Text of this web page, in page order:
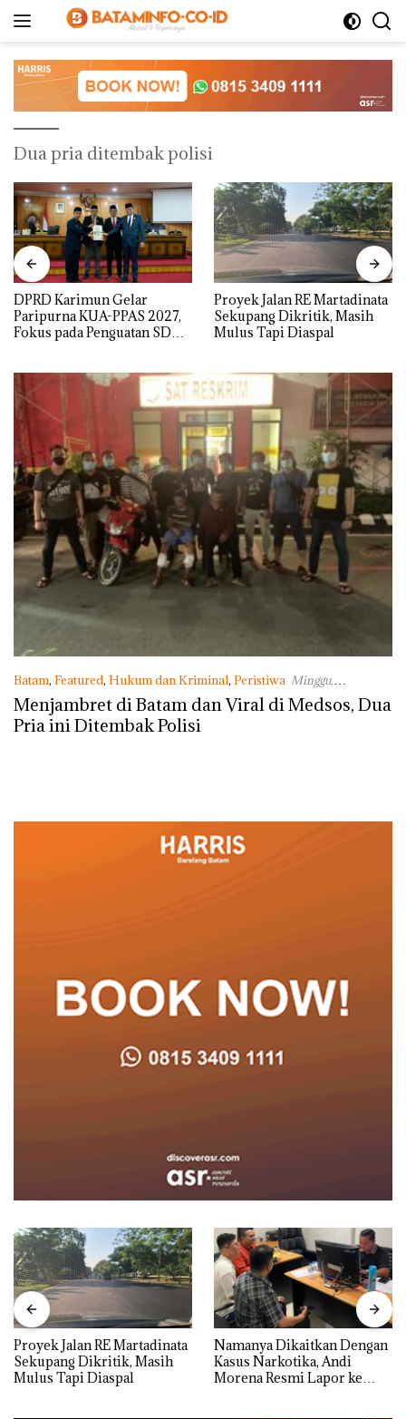
Dua pria ditembak polisi
DPRD Karimun Gelar
Paripurna KUA-PPAS 2027,
Fokus pada Penguatan SDM,
Proyek Jalan RE Martadinata
Sekupang Dikritik, Masih
Mulus Tapi Diaspal
Batam, Featured, Hukum dan Kriminal, Peristiwa Minggu,
26/04/2020 - 14:22 WIB
Menjambret di Batam dan Viral di Medsos, Dua
Pria ini Ditembak Polisi
Proyek Jalan RE Martadinata
Sekupang Dikritik, Masih
Mulus Tapi Diaspal
Namanya Dikaitkan Dengan
Kasus Narkotika, Andi
Morena Resmi Lapor ke